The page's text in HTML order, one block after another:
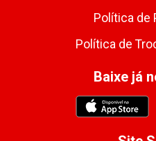
Política de
Política de
Baixe já